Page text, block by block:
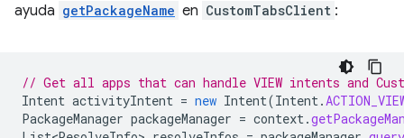
ayuda getPackageName en CustomTabsClient :
// Get all apps that can handle VIEW intents and
Intent activityIntent = new Intent(Intent.
PackageManager packageManager = context.